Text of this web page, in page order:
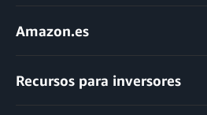
Amazon.es
Recursos para inversores